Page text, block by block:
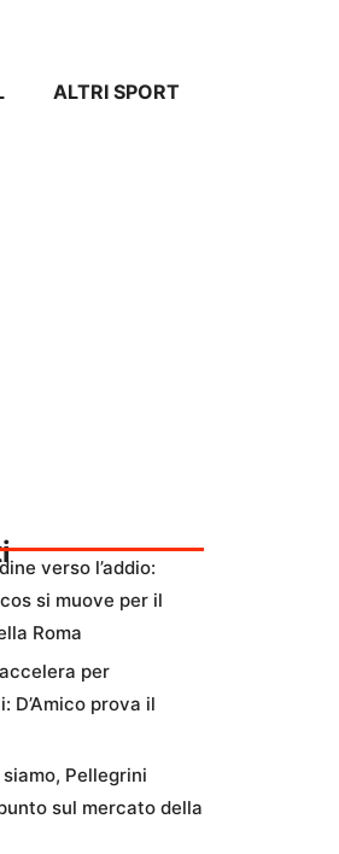
ALTRI SPORT
verso l’addio:
si muove per il
Roma
per
D’Amico prova il
Pellegrini
sul mercato della